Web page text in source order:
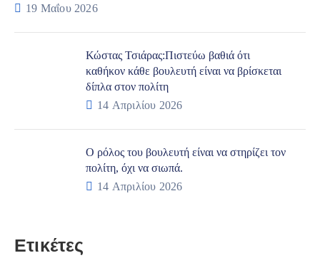
19 Μαΐου 2026
Κώστας Τσιάρας:Πιστεύω βαθιά ότι
καθήκον κάθε βουλευτή είναι να βρίσκεται
δίπλα στον πολίτη
14 Απριλίου 2026
Ο ρόλος του βουλευτή είναι να στηρίζει τον
πολίτη, όχι να σιωπά.
14 Απριλίου 2026
Ετικέτες